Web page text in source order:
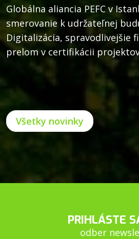
Globálna aliancia PEFC v
smerovanie k udržateľnej
Digitalizácia, spravodlivejšie
prelom v certifikácii
Všetky novinky
PRIHLÁSTE
odber